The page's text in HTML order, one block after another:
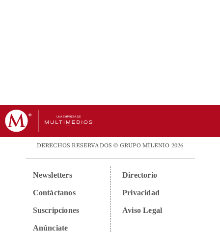
DERECHOS RESERVADOS © GRUPO MILENIO 2026
Newsletters
Contáctanos
Suscripciones
Anúnciate
Directorio
Privacidad
Aviso Legal